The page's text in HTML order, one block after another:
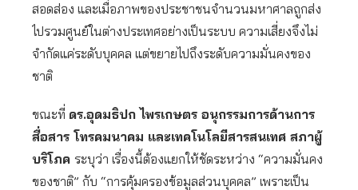
สอดส่อง และเมื่อภาพของประชาชนจำนวนมหาศาลถูกส่ง
ไปรวมศูนย์ในต่างประเทศอย่างเป็นระบบ ความเสี่ยงจึงไม่
จำกัดแค่ระดับบุคคล แต่ขยายไปถึงระดับความมั่นคงของ
ชาติ
ขณะที่ ดร.อุดมธิปก ไพรเกษตร อนุกรรมการด้านการ
สื่อสาร โทรคมนาคม และเทคโนโลยีสารสนเทศ สภาผู้
บริโภค ระบุว่า เรื่องนี้ต้องแยกให้ชัดระหว่าง “ความมั่นคง
ของชาติ” กับ “การคุ้มครองข้อมูลส่วนบุคคล” เพราะเป็น